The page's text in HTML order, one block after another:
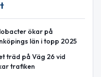
ökar på
län i topp 2025
träd på Väg 26 vid
trafiken